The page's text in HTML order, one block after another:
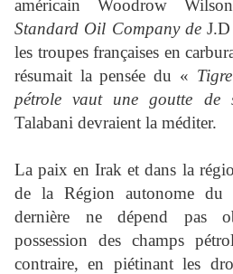
américain Woodrow
Standard Oil Company deJ.D
les troupes françaises en
résumait la pensée du « Tigre
pétrole vaut une goutte de
Talabani devraient la méditer.
La paix en Irak et dans la
de la Région autonome du
dernière ne dépend pas
possession des champs
contraire, en piétinant les